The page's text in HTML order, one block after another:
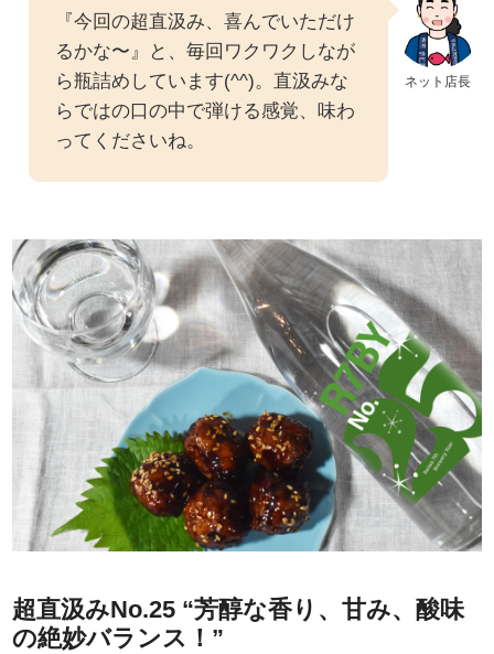
ネット店長
『今回の超直汲み、喜んでいただけ
るかな〜』と、毎回ワクワクしなが
ら瓶詰めしています(^^)。直汲みな
らではの口の中で弾ける感覚、味わ
ってくださいね。
超直汲みNo.25 “芳醇な香り、甘み、酸味
の絶妙バランス！”